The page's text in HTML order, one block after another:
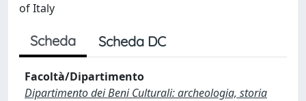
of Italy
Scheda Scheda DC
Facoltà/Dipartimento
Dipartimento dei Beni Culturali: archeologia, storia